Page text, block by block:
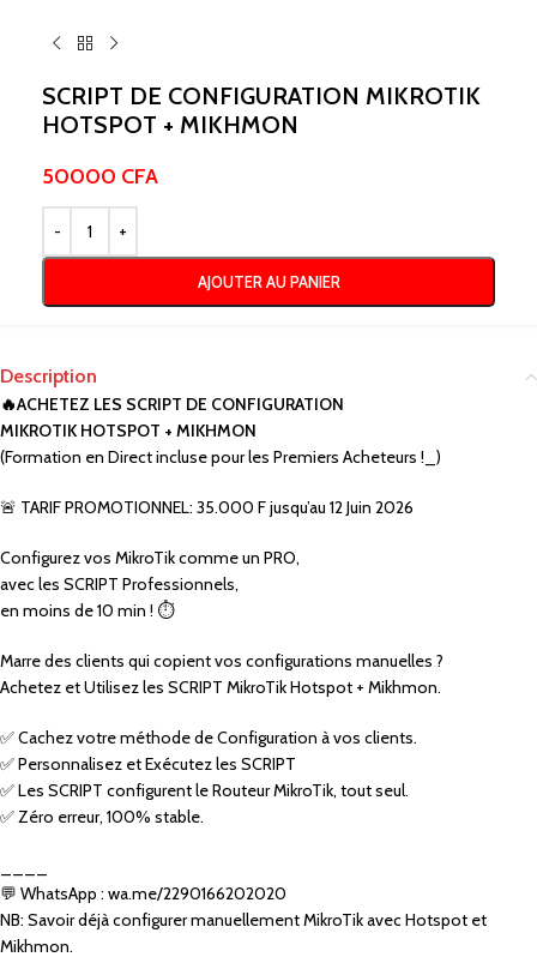
SCRIPT DE CONFIGURATION MIKROTIK
HOTSPOT + MIKHMON
50000 CFA
AJOUTER AU PANIER
Description
🔥ACHETEZ LES SCRIPT DE CONFIGURATION
MIKROTIK HOTSPOT + MIKHMON
(Formation en Direct incluse pour les Premiers Acheteurs !_)
🚨 TARIF PROMOTIONNEL: 35.000 F jusqu’au 12 Juin 2026
Configurez vos MikroTik comme un PRO,
avec les SCRIPT Professionnels,
en moins de 10 min ! ⏱️
Marre des clients qui copient vos configurations manuelles ?
Achetez et Utilisez les SCRIPT MikroTik Hotspot + Mikhmon.
✅ Cachez votre méthode de Configuration à vos clients.
✅ Personnalisez et Exécutez les SCRIPT
✅ Les SCRIPT configurent le Routeur MikroTik, tout seul.
✅ Zéro erreur, 100% stable.
💬 WhatsApp : wa.me/2290166202020
NB: Savoir déjà configurer manuellement MikroTik avec Hotspot et
Mikhmon.